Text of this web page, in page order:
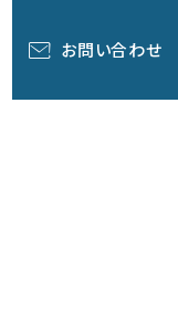
お問い合わせ